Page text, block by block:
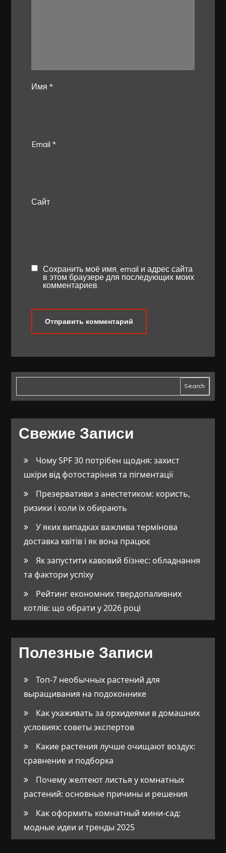
Имя*
Email*
Сайт
Сохранить моё имя, email и адрес сайта
в этом браузере для последующих моих
комментариев.
Search
Свежие Записи
Чому SPF 30 потрібен щодня: захист
шкіри від фотостаріння та пігментації
Презервативи з анестетиком: користь,
ризики і коли їх обирають
У яких випадках важлива термінова
доставка квітів і як вона працює
Як запустити кавовий бізнес: обладнання
та фактори успіху
Рейтинг економних твердопаливних
котлів: що обрати у 2026 році
Полезные Записи
Топ-7 необычных растений для
выращивания на подоконнике
Как ухаживать за орхидеями в домашних
условиях: советы экспертов
Какие растения лучше очищают воздух:
сравнение и подборка
Почему желтеют листья у комнатных
растений: основные причины и решения
Как оформить комнатный мини-сад:
модные идеи и тренды 2025